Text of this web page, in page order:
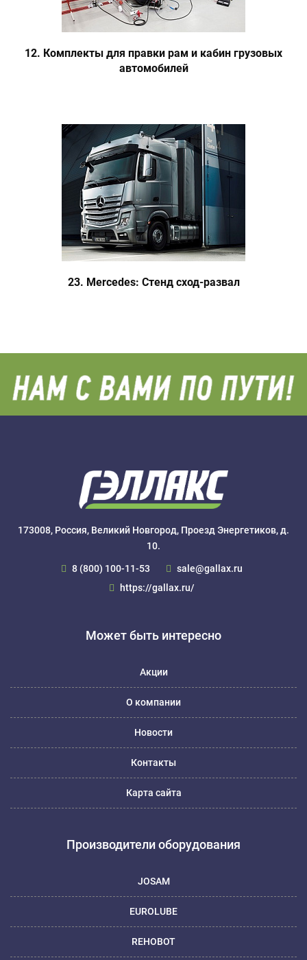
12. Комплекты для правки рам и кабин грузовых
автомобилей
23. Mercedes: Стенд сход-развал
173008, Россия, Великий Новгород, Проезд Энергетиков, д.
10.
8 (800) 100-11-53
sale@gallax.ru
https://gallax.ru/
Может быть интересно
Акции
О компании
Новости
Контакты
Карта сайта
Производители оборудования
JOSAM
EUROLUBE
REHOBOT